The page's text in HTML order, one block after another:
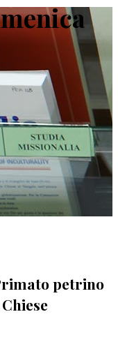
petrino